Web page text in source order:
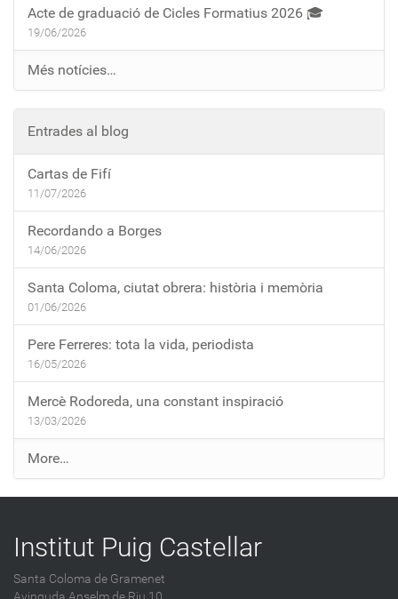
Acte de graduació de Cicles Formatius 2026 🎓
19/06/2026
Més notícies…
Entrades al blog
Cartas de Fifí
11/07/2026
Recordando a Borges
14/06/2026
Santa Coloma, ciutat obrera: història i memòria
01/06/2026
Pere Ferreres: tota la vida, periodista
16/05/2026
Mercè Rodoreda, una constant inspiració
13/03/2026
E
n
t
a
e
More…
Institut Puig Castellar
Santa Coloma de Gramenet